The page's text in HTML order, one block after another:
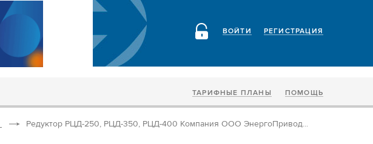
РЕГИСТРАЦИЯ
ВОЙТИ
ТАРИФНЫЕ ПЛАНЫ ПОМОЩЬ
Редуктор РЦД-250, РЦД-350, РЦД-400 Компания ООО ЭнергоПривод...